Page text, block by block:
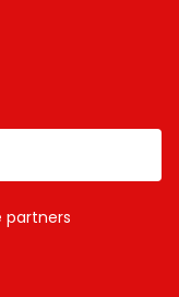
partners